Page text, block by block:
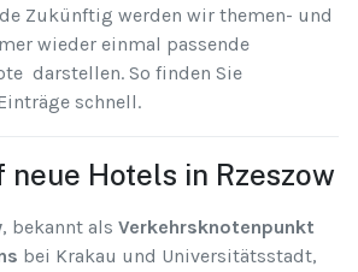
Zukünftig werden wir themen- und
wieder einmal passende
darstellen. So finden Sie
schnell.
neue Hotels in Rzeszow
, bekannt als Verkehrsknotenpunkt
bei Krakau und Universitätsstadt,